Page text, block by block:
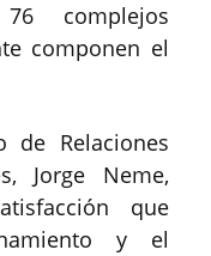
complejos
componen el
de Relaciones
Jorge Neme,
que
y el